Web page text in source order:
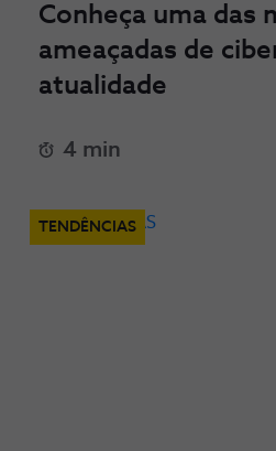
Conheça uma das
ameaçadas de
atualidade
4 min
TENDÊNCIAS